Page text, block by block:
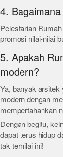
4.
Pelestarian
promosi nilai-nilai
5. Apakah
modern?
Ya, banyak arsitek
modern dengan
mempertahankan
Dengan begitu,
dapat terus hidup
tak ternilai ini!